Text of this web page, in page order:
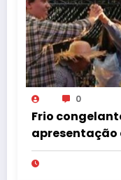
0
Frio
no Tupã